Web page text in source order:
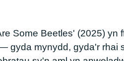
Some Beetles' (2025) yn
gyda mynydd, gyda'r rhai